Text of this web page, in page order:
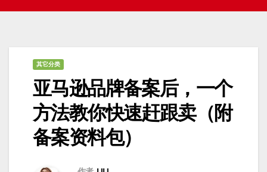
其它分类
亚马逊品牌备案后，一个
方法教你快速赶跟卖（附
备案资料包）